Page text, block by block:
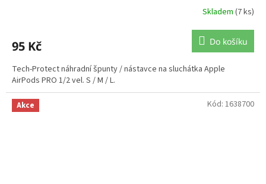
Skladem (7 ks)
95 Kč Do košíku
Tech-Protect náhradní špunty / nástavce na sluchátka Apple
AirPods PRO 1/2 vel. S / M / L.
Akce Kód: 1638700